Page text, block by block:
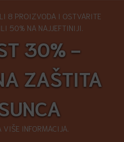
8 PROIZVODA I OSTVARITE
50% NA NAJJEFTINIJI.
30% -
ZAŠTITA
INFORMACIJA.